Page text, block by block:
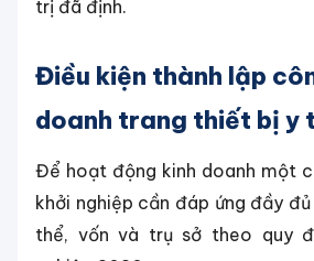
trị đã định.
Điều kiện thành lập
doanh trang thiết bị y
Để hoạt động kinh doanh một
khởi nghiệp cần đáp ứng đầy
thể, vốn và trụ sở theo quy